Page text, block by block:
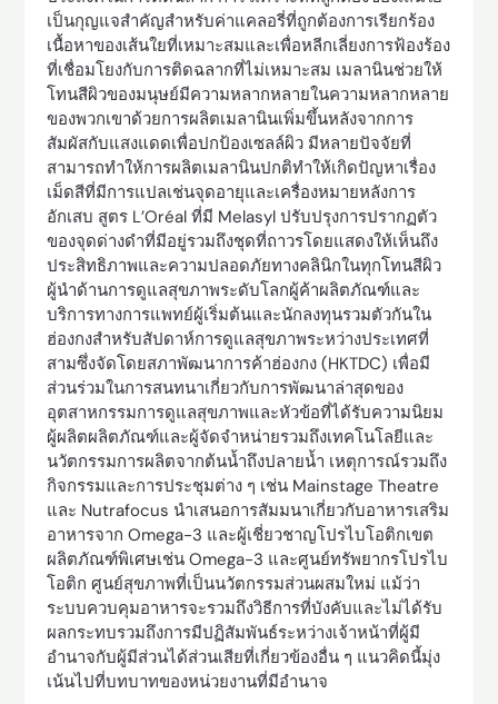
เป็นกุญแจสำคัญสำหรับค่าแคลอรี่ที่ถูกต้องการเรียกร้อง
เนื้อหาของเส้นใยที่เหมาะสมและเพื่อหลีกเลี่ยงการฟ้องร้อง
ที่เชื่อมโยงกับการติดฉลากที่ไม่เหมาะสม เมลานินช่วยให้
โทนสีผิวของมนุษย์มีความหลากหลายในความหลากหลาย
ของพวกเขาด้วยการผลิตเมลานินเพิ่มขึ้นหลังจากการ
สัมผัสกับแสงแดดเพื่อปกป้องเซลล์ผิว มีหลายปัจจัยที่
สามารถทำให้การผลิตเมลานินปกติทำให้เกิดปัญหาเรื่อง
เม็ดสีที่มีการแปลเช่นจุดอายุและเครื่องหมายหลังการ
อักเสบ สูตร L’Oréal ที่มี Melasyl ปรับปรุงการปรากฏตัว
ของจุดด่างดำที่มีอยู่รวมถึงชุดที่ถาวรโดยแสดงให้เห็นถึง
ประสิทธิภาพและความปลอดภัยทางคลินิกในทุกโทนสีผิว
ผู้นำด้านการดูแลสุขภาพระดับโลกผู้ค้าผลิตภัณฑ์และ
บริการทางการแพทย์ผู้เริ่มต้นและนักลงทุนรวมตัวกันใน
ฮ่องกงสำหรับสัปดาห์การดูแลสุขภาพระหว่างประเทศที่
สามซึ่งจัดโดยสภาพัฒนาการค้าฮ่องกง (HKTDC) เพื่อมี
ส่วนร่วมในการสนทนาเกี่ยวกับการพัฒนาล่าสุดของ
อุตสาหกรรมการดูแลสุขภาพและหัวข้อที่ได้รับความนิยม
ผู้ผลิตผลิตภัณฑ์และผู้จัดจำหน่ายรวมถึงเทคโนโลยีและ
นวัตกรรมการผลิตจากต้นน้ำถึงปลายน้ำ เหตุการณ์รวมถึง
กิจกรรมและการประชุมต่าง ๆ เช่น Mainstage Theatre
และ Nutrafocus นำเสนอการสัมมนาเกี่ยวกับอาหารเสริม
อาหารจาก Omega-3 และผู้เชี่ยวชาญโปรไบโอติกเขต
ผลิตภัณฑ์พิเศษเช่น Omega-3 และศูนย์ทรัพยากรโปรไบ
โอติก ศูนย์สุขภาพที่เป็นนวัตกรรมส่วนผสมใหม่ แม้ว่า
ระบบควบคุมอาหารจะรวมถึงวิธีการที่บังคับและไม่ได้รับ
ผลกระทบรวมถึงการมีปฏิสัมพันธ์ระหว่างเจ้าหน้าที่ผู้มี
อำนาจกับผู้มีส่วนได้ส่วนเสียที่เกี่ยวข้องอื่น ๆ แนวคิดนี้มุ่ง
เน้นไปที่บทบาทของหน่วยงานที่มีอำนาจ